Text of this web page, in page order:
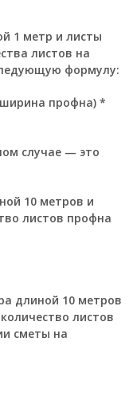
1 метр и листы
листов на
формулу:
профна) *
случае — это
10 метров и
листов профна
длиной 10 метров
листов
сметы на